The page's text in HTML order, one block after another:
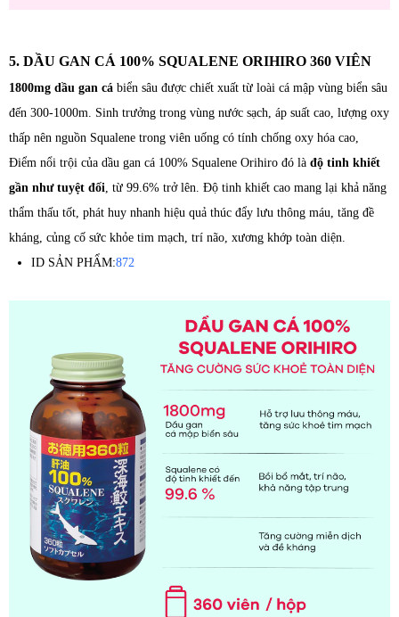
5. DẦU GAN CÁ 100% SQUALENE ORIHIRO 360 VIÊN
1800mg dầu gan cá biển sâu được chiết xuất từ loài cá mập vùng biển sâu
đến 300-1000m. Sinh trưởng trong vùng nước sạch, áp suất cao, lượng oxy
thấp nên nguồn Squalene trong viên uống có tính chống oxy hóa cao,
Điểm nổi trội của dầu gan cá 100% Squalene Orihiro đó là độ tinh khiết
gần như tuyệt đối, từ 99.6% trở lên. Độ tinh khiết cao mang lại khả năng
thẩm thấu tốt, phát huy nhanh hiệu quả thúc đẩy lưu thông máu, tăng đề
kháng, củng cố sức khỏe tim mạch, trí não, xương khớp toàn diện.
ID SẢN PHẨM:872